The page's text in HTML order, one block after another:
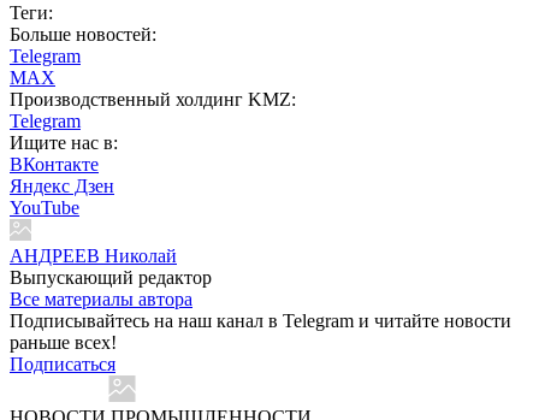
Теги:
Больше новостей:
Telegram
MAX
Производственный холдинг KMZ:
Telegram
Ищите нас в:
ВКонтакте
Яндекс Дзен
YouTube
АНДРЕЕВ Николай
Выпускающий редактор
Все материалы автора
Подписывайтесь на наш канал в Telegram и читайте новости
раньше всех!
Подписаться